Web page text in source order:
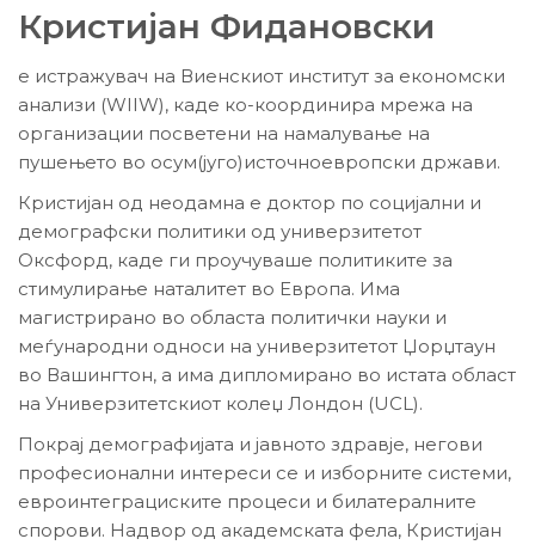
Кристијан Фидановски
е истражувач на Виенскиот институт за економски
анализи (WIIW), каде ко-координира мрежа на
организации посветени на намалување на
пушењето во осум(југо)источноевропски држави.
Кристијан од неодамна е доктор по социјални и
демографски политики од универзитетот
Оксфорд, каде ги проучуваше политиките за
стимулирање наталитет во Европа. Има
магистрирано во областа политички науки и
меѓународни односи на универзитетот Џорџтаун
во Вашингтон, а има дипломирано во истата област
на Универзитетскиот колеџ Лондон (UCL).
Покрај демографијата и јавното здравје, негови
професионални интереси се и изборните системи,
евроинтеграциските процеси и билатералните
спорови. Надвор од академската фела, Кристијан